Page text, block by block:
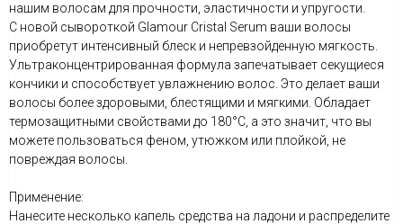
нашим волосам для прочности, эластичности и упругости.
С новой сывороткой Glamour Cristal Serum ваши волосы
приобретут интенсивный блеск и непревзойденную мягкость.
Ультраконцентрированная формула запечатывает секущиеся
кончики и способствует увлажнению волос. Это делает ваши
волосы более здоровыми, блестящими и мягкими. Обладает
термозащитными свойствами до 180°C, а это значит, что вы
можете пользоваться феном, утюжком или плойкой, не
повреждая волосы.
Применение:
Нанесите несколько капель средства на ладони и распределите